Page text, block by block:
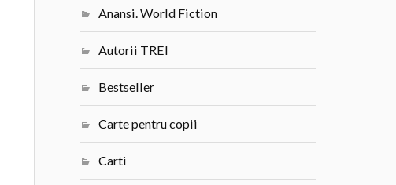
Anansi. World Fiction
Autorii TREI
Bestseller
Carte pentru copii
Carti